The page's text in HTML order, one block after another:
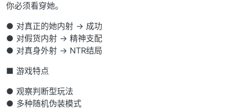
你必须看穿她。
● 对真正的她内射 → 成功
● 对假货内射 → 精神支配
● 对真身外射 → NTR结局
■ 游戏特点
● 观察判断型玩法
● 多种随机伪装模式